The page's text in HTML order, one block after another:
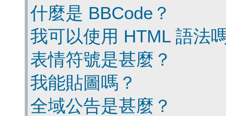
什麼是 BBCode？
我可以使用 HTML 語法
表情符號是甚麼？
我能貼圖嗎？
全域公告是甚麼？